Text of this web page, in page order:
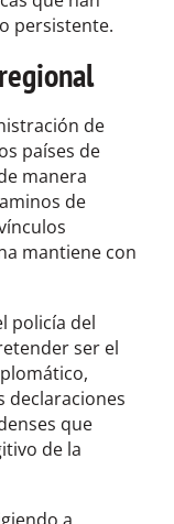
persistente.
de
países de
manera
de
mantiene con
policía del
ser el
declaraciones
que
de la